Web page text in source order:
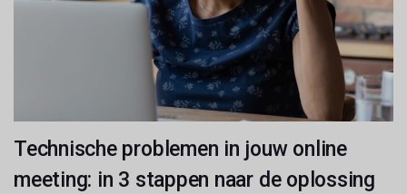
Technische problemen in jouw online
meeting: in 3 stappen naar de oplossing